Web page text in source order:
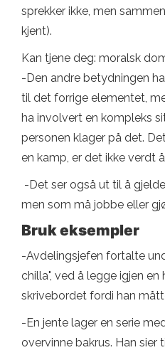
sprekker ikke, men
kjent).
Kan tjene deg: moralsk
-Den andre betydningen
til det forrige elementet,
ha involvert en kompleks
personen klager på det.
en kamp, ​​er det ikke verdt
-Det ser også ut til å
men som må jobbe eller
Bruk eksempler
-Avdelingsjefen fortalte
chilla", ved å legge igjen
skrivebordet fordi han
-En jente lager en serie
overvinne bakrus. Han sier